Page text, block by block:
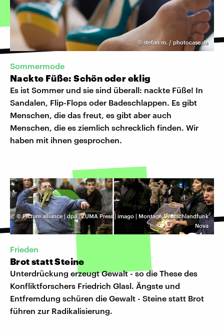
©stefan m. / photocase.de
Sommermode
Nackte Füße: Schön oder eklig
Es ist Sommer und sie sind überall: nackte Füße! In
Sandalen, Flip-Flops oder Badeschlappen. Es gibt
Menschen, die das freut, es gibt aber auch
Menschen, die es ziemlich schrecklich finden. Wir
haben mit ihnen gesprochen.
©Picture alliance | dpa | ZUMA Press | imago | Montage Deutschlandfunk
Nova
Frieden
Brot statt Steine
Unterdrückung erzeugt Gewalt - so die These des
Konfliktforschers Friedrich Glasl. Ängste und
Entfremdung schüren die Gewalt - Steine statt Brot
führen zur Radikalisierung.